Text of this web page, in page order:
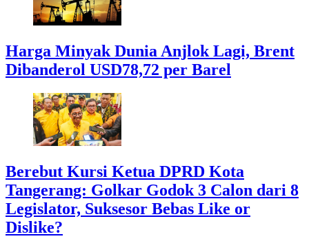
Harga Minyak Dunia Anjlok Lagi, Brent
Dibanderol USD78,72 per Barel
Berebut Kursi Ketua DPRD Kota
Tangerang: Golkar Godok 3 Calon dari 8
Legislator, Suksesor Bebas Like or
Dislike?